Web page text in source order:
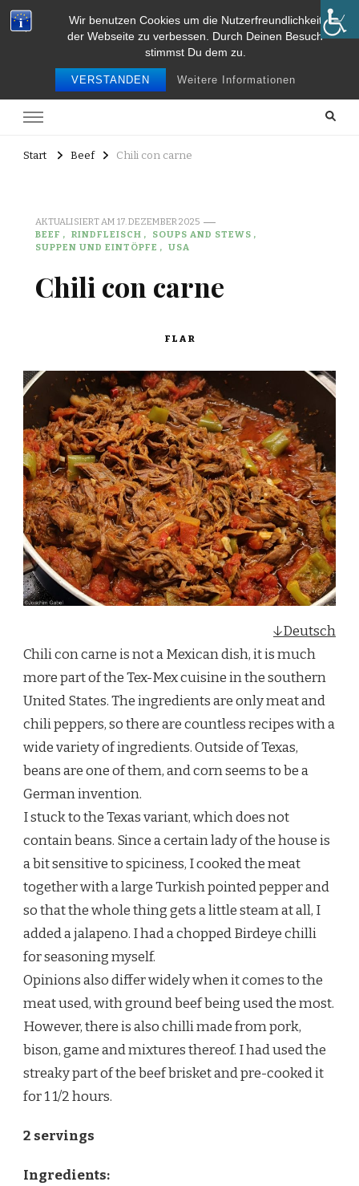
Wir benutzen Cookies um die Nutzerfreundlichkeit
der Webseite zu verbessen. Durch Deinen Besuch
stimmst Du dem zu.
VERSTANDEN Weitere Informationen
Food and Travel
Start Beef Chili con carne
AKTUALISIERT AM 17. DEZEMBER 2025
BEEF
RINDFLEISCH
SOUPS AND STEWS
SUPPEN UND EINTÖPFE
USA
Chili con carne
FLAR
↓Deutsch
Chili con carne is not a Mexican dish, it is much
more part of the Tex-Mex cuisine in the southern
United States. The ingredients are only meat and
chili peppers, so there are countless recipes with a
wide variety of ingredients. Outside of Texas,
beans are one of them, and corn seems to be a
German invention.
I stuck to the Texas variant, which does not
contain beans. Since a certain lady of the house is
a bit sensitive to spiciness, I cooked the meat
together with a large Turkish pointed pepper and
so that the whole thing gets a little steam at all, I
added a jalapeno. I had a chopped Birdeye chilli
for seasoning myself.
Opinions also differ widely when it comes to the
meat used, with ground beef being used the most.
However, there is also chilli made from pork,
bison, game and mixtures thereof. I had used the
streaky part of the beef brisket and pre-cooked it
for 1 1/2 hours.
2 servings
Ingredients: